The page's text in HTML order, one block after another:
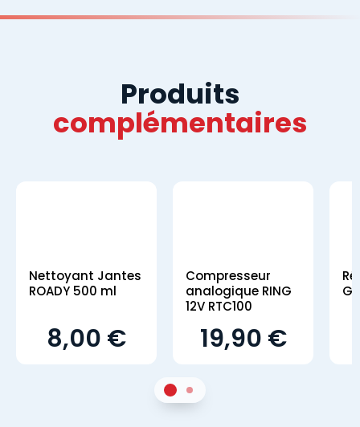
Produits
complémentaires
Nettoyant Jantes
ROADY 500 ml
8,00 €
Compresseur
analogique RING
12V RTC100
19,90 €
Sur 22Sur 2